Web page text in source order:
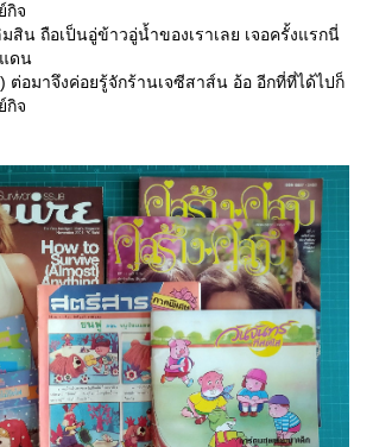
กิจ
สิน ถือเป็นอู่ข้าวอู่น้ำของเราเลย เจอครั้งแรกนี่
ดน
ต่อมาจึงค่อยรู้จักร้านเจซีสาส์น อ้อ อีกที่ที่ได้ไปก็
กิจ